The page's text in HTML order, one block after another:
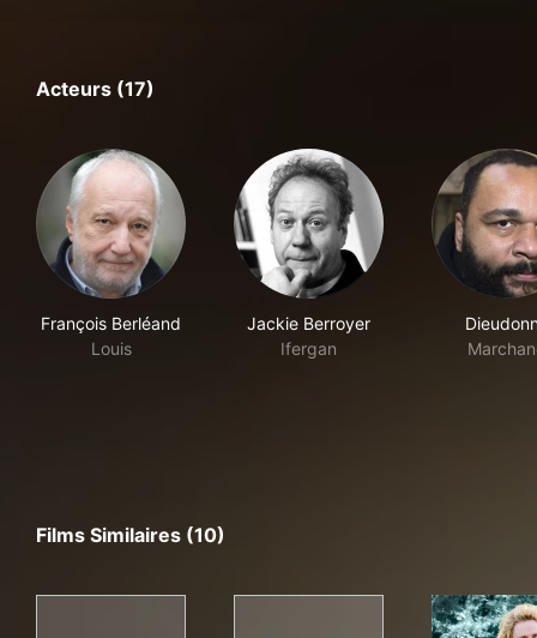
Acteurs (17)
François Berléand
Louis
Jackie Berroyer
Ifergan
Films Similaires (10)